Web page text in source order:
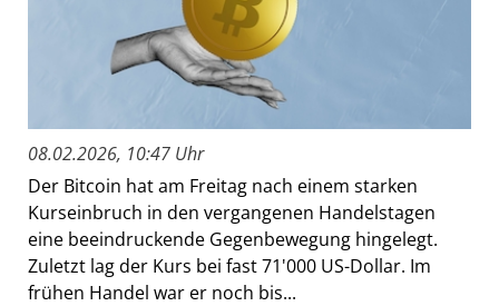
08.02.2026, 10:47 Uhr
Der Bitcoin hat am Freitag nach einem starken
Kurseinbruch in den vergangenen Handelstagen
eine beeindruckende Gegenbewegung hingelegt.
Zuletzt lag der Kurs bei fast 71'000 US-Dollar. Im
frühen Handel war er noch bis...